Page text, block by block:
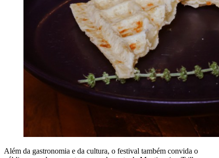
Além da gastronomia e da cultura, o festival também convida o